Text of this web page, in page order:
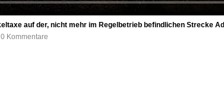
auf der, nicht mehr im Regelbetrieb befindlichen Strecke
Kommentare